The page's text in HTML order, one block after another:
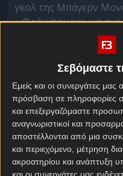
Σεβόμαστε
Εμείς και οι συνεργάτες
πρόσβαση σε πληροφορίες
και επεξεργαζόμαστε
αναγνωριστικοί και
αποστέλλονται από μια
και περιεχόμενο, μέτρηση
ακροατηρίου και ανάπτυξη
και οι συνεργάτες μας
γκολ της Μπάγερν
– Φράιμπουργκ, να
Μπαρτσελόνα –
στο Φιορεντίνα –
Μπάγερν
Η Μπάγερν Μονάχου
πρώτο της